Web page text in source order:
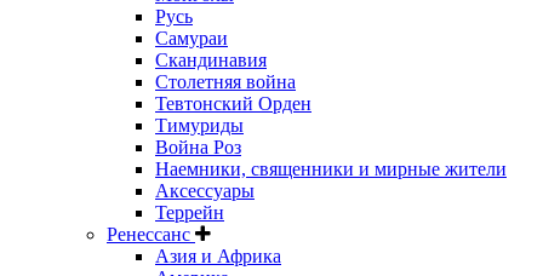
Русь
Самураи
Скандинавия
Столетняя война
Тевтонский Орден
Тимуриды
Война Роз
Наемники, священники и мирные жители
Аксессуары
Террейн
Ренессанс
Азия и Африка